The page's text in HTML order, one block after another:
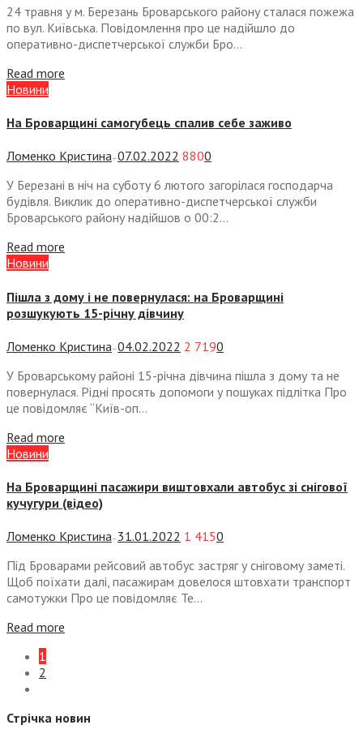
24 травня у м. Березань Броварського району сталася пожежа
по вул. Київська. Повідомлення про це надійшло до
оперативно-диспетчерської служби Бро...
Read more
Новини
На Броварщині самогубець спалив себе заживо
Ломенко Кристина—07.02.2022 8800
У Березані в ніч на суботу 6 лютого загорілася господарча
будівля. Виклик до оперативно-диспетчерської служби
Броварського району надійшов о 00:2...
Read more
Новини
Пішла з дому і не повернулася: на Броварщині
розшукують 15-річну дівчину
Ломенко Кристина —04.02.2022 2 7190
У Броварському районі 15-річна дівчина пішла з дому та не
повернулася. Рідні просять допомоги у пошуках підлітка Про
це повідомляє “Київ-оп...
Read more
Новини
На Броварщині пасажири виштовхали автобус зі снігової
кучугури (відео)
Ломенко Кристина— 31.01.2022 1 4150
Під Броварами рейсовий автобус застряг у сніговому заметі.
Щоб поїхати далі, пасажирам довелося штовхати транспорт
самотужки Про це повідомляє Те...
Read more
1
2
Стрічка новин